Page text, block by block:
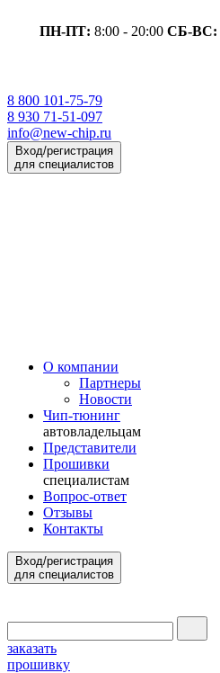
ПН-ПТ: 8:00 - 20:00 СБ-ВС:
8 800 101-75-79
8 930 71-51-097
info@new-chip.ru
Вход/регистрация
для специалистов
О компании
Партнеры
Новости
Чип-тюнинг
автовладельцам
Представители
Прошивки
специалистам
Вопрос-ответ
Отзывы
Контакты
Вход/регистрация
для специалистов
заказать
прошивку